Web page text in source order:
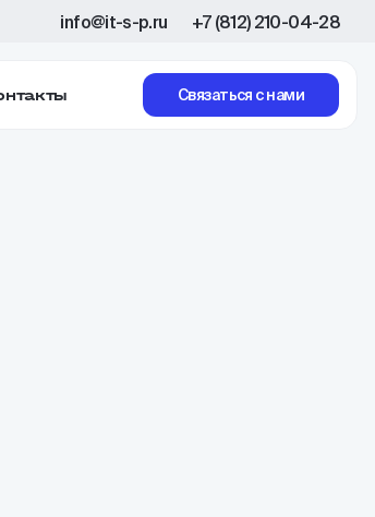
info@it-s-p.ru +7 (812) 210-04-28
Связаться с нами